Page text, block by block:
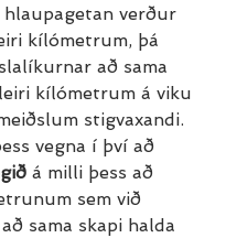
verður
kílómetrum, þá
að sama
kílómetrum á viku
stigvaxandi.
vegna í því að
á milli þess að
sem við
sama skapi halda